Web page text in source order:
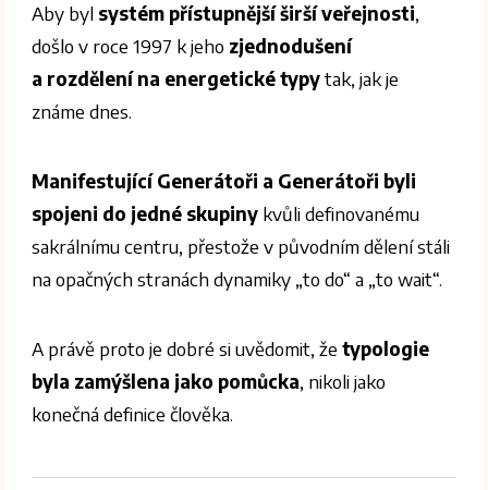
Aby byl systém přístupnější širší veřejnosti,
došlo v roce 1997 k jeho zjednodušení
a rozdělení na energetické typytak, jak je
známe dnes.
Manifestující Generátoři a Generátoři byli
spojeni do jedné skupiny kvůli definovanému
sakrálnímu centru, přestože v původním dělení stáli
na opačných stranách dynamiky „to do“ a „to wait“.
A právě proto je dobré si uvědomit, žetypologie
byla zamýšlena jako pomůcka, nikoli jako
konečná definice člověka.